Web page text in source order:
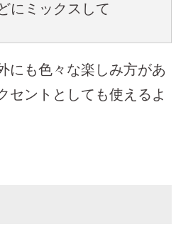
にミックスして
にも色々な楽しみ方があ
セントとしても使えるよ